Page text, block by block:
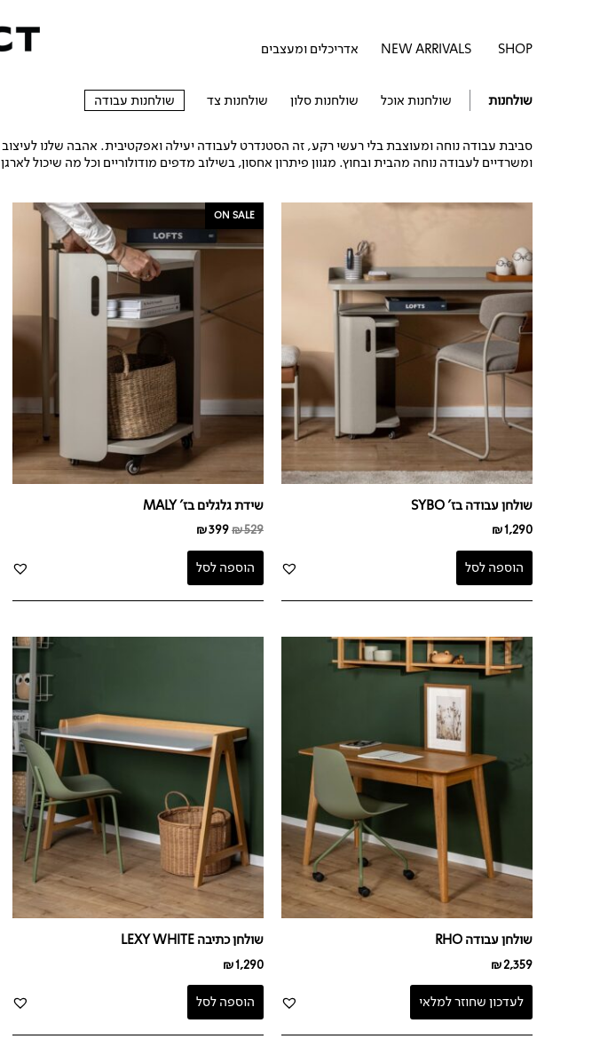
SHOP פתח SHOPNEW ARRIVALS אדריכלים ומעצבים
שולחנות שולחנות אוכל שולחנות סלון שולחנות צד שולחנות עבודה
סביבת עבודה נוחה ומעוצבת בלי רעשי רקע, זה הסטנדרט לעבודה יעילה ואפקטיבית. אהבה שלנו לעיצוב
ומשרדיים לעבודה נוחה מהבית ובחוץ. מגוון פיתרון אחסון, בשילוב מדפים מודולוריים וכל מה שיכול
שולחן עבודה בז' SYBO
₪1,290
הוספה לסל
ON SALE
שידת גלגלים בז' MALY
₪529
המחיר
היה:
₪529.
₪399
המחיר
הוא:
₪399.
הוספה לסל
שולחן עבודה RHO
₪2,359
לעדכון שחוזר למלאי
שולחן כתיבה LEXY WHITE
₪1,290
הוספה לסל